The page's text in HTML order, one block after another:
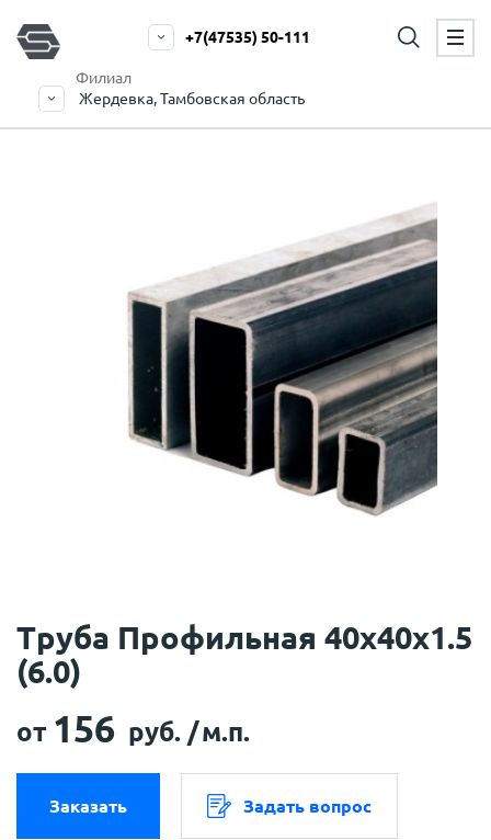
Филиал
Жердевка, Тамбовская область
+7(47535) 50-111
Труба Профильная 40х40х1.5
(6.0)
от 156 руб. /м.п.
Заказать Задать вопрос